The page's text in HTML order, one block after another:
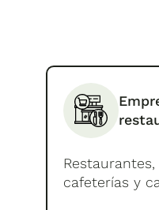
Restaurantes,
cafeterías y